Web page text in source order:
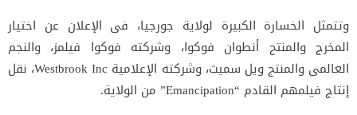
وتتمثل الخسارة الكبيرة لولاية جورجيا، فى الإعلان عن اختيار
المخرج والمنتج أنطوان فوكوا، وشركته فوكوا فيلمز، والنجم
العالمى والمنتج ويل سميث، وشركته الإعلامية Westbrook Inc، نقل
إنتاج فيلمهم القادم “Emancipation” من الولاية.